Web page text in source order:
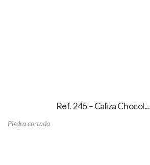
Ref. 245 – Caliza Chocol...
Piedra cortada